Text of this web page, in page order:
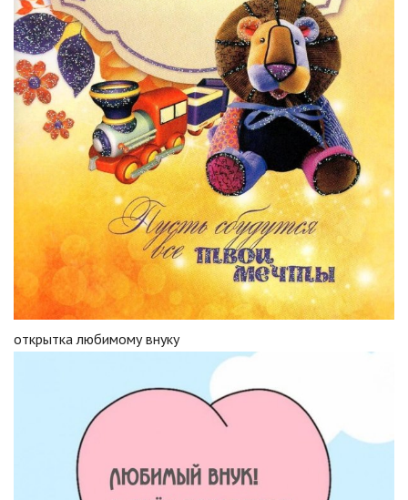
открытка любимому внуку